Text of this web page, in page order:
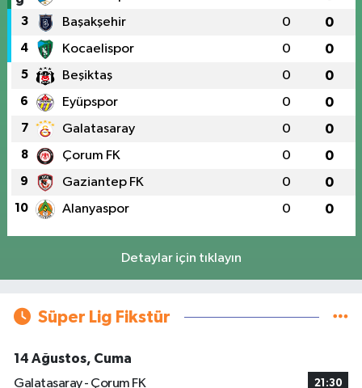
3 Başakşehir 0 0
4 Kocaelispor 0 0
5 Beşiktaş 0 0
6 Eyüpspor 0 0
7 Galatasaray 0 0
8 Çorum FK 0 0
9 Gaziantep FK 0 0
10 Alanyaspor 0 0
Detaylar için tıklayın
Süper Lig Fikstür
14 Ağustos, Cuma
Galatasaray - Çorum FK
21:30